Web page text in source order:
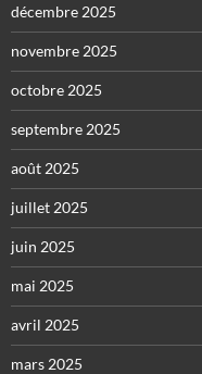
décembre 2025
novembre 2025
octobre 2025
septembre 2025
août 2025
juillet 2025
juin 2025
mai 2025
avril 2025
mars 2025